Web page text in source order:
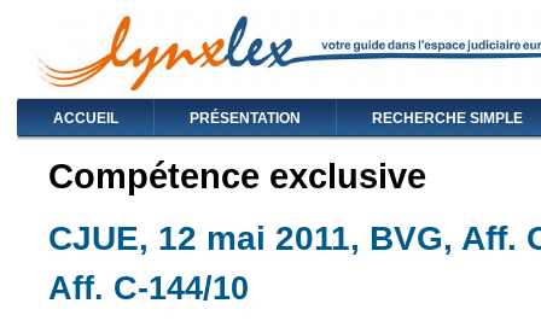
ACCUEIL PRÉSENTATION RECHERCHE SIMPLE
Compétence exclusive
CJUE, 12 mai 2011, BVG, Aff.
Aff. C-144/10